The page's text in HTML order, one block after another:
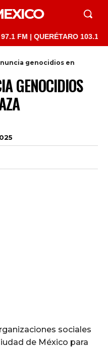
103.1 FM |
genocidios en
GENOCIDIOS
sociales
de México para